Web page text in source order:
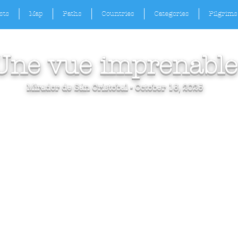
Map Paths Countries Categories Pilgrims
vue imprenable
Mirador de Sán Cristobal - October 16, 2025